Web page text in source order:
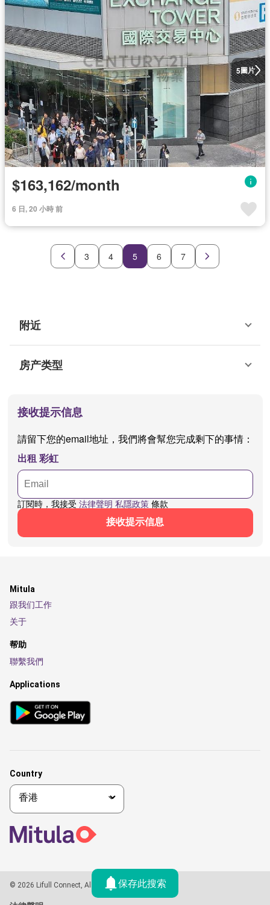
5圖片
$163,162/month
6 日, 20 小時 前
3 4 5 6 7
附近
房产类型
接收提示信息
請留下您的email地址，我們將會幫您完成剩下的事情：
出租 彩虹
訂閱時，我接受 法律聲明 私隱政策條款
接收提示信息
保存此搜索
Mitula
跟我们工作
关于
帮助
聯繫我們
Applications
Country
© 2026 Lifull Connect, All rights reserved